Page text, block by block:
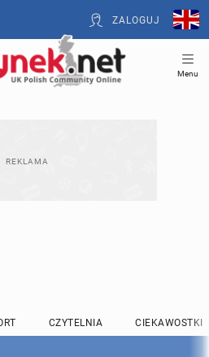
ZALOGUJ
Menu
CZYTELNIA CIEKAWOSTKI